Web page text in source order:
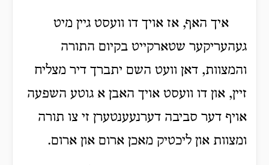
איך האף, אז אויך דו וועסט גיין מיט
געהעריקער שטארקייט בקיום התורה
והמצוות, דאן וועט השם יתברך דיר מצליח
זיין, און דו וועסט אויך האבן א גוטע השפעה
אויף דער סביבה דערנעענטערן זי צו תורה
ומצוות און ליכטיק מאכן ארום און ארום.